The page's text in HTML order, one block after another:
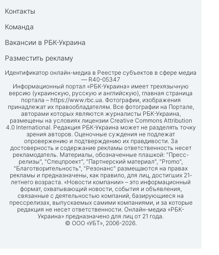
Контакты
Команда
Вакансии в РБК-Украина
Разместить рекламу
Идентификатор онлайн-медиа в Реестре субъектов в сфере медиа
— R40-05347
Информационный портал «РБК-Украина» имеет трехязычную
версию (украинскую, русскую и английскую), главная страница
портала – https://www.rbc.ua. Фотографии, изображения
принадлежат их правообладателям. Все фотографии на Портале,
авторами которых являются журналисты РБК-Украина,
размещены на условиях лицензии Creative Commons Attribution
4.0 International. Редакция РБК-Украина может не разделять точку
зрения авторов. Оценочные суждения не подлежат
опровержению и подтверждению их правдивости. За
достоверность и содержание рекламы ответственность несет
рекламодатель. Материалы, обозначенные плашкой: "Пресс-
релизы", "Спецпроект", "Партнерский материал", "Promo",
"Благотворительность", "Резонанс" размещаются на правах
рекламы и предназначены, как правило, для лиц, достигших 21-
летнего возраста. «Новости компании» – это информационный
формат, охватывающий новости, события и объявления,
связанные с деятельностью компаний, базирующиеся на
прессрелизах, выпускаемых самими компаниями, и за которые
редакция не несет ответственности. Онлайн-медиа «РБК-
Украина» предназначено для лиц от 21 года.
© ООО «УБТ», 2006-2026.